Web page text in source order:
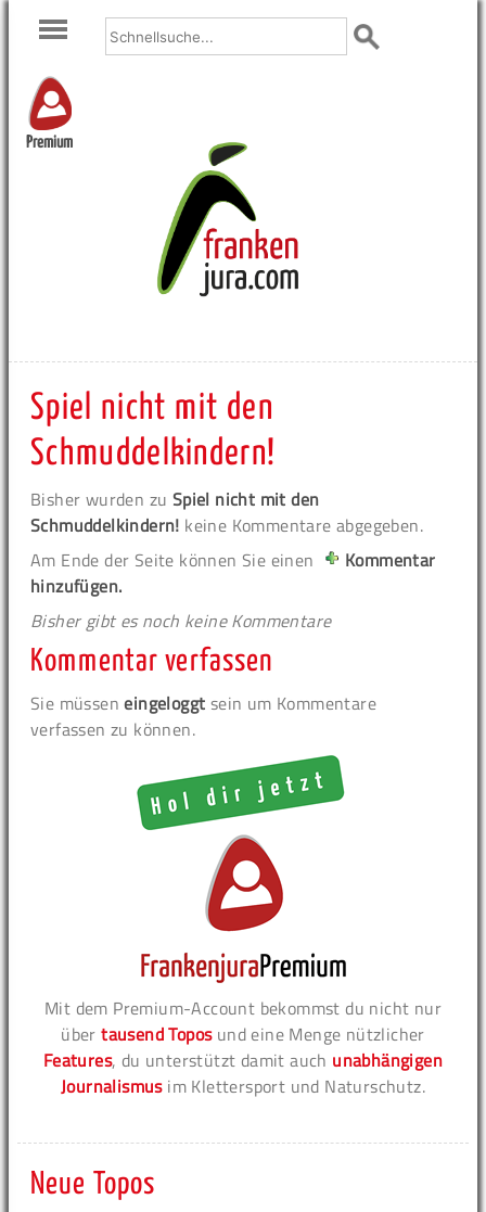
Premium
Spiel nicht mit den
Schmuddelkindern!
Bisher wurden zu Spiel nicht mit den
Schmuddelkindern! keine Kommentare abgegeben.
Am Ende der Seite können Sie einen
Kommentar
hinzufügen.
Bisher gibt es noch keine Kommentare
Kommentar verfassen
Sie müsseneingeloggt sein um Kommentare
verfassen zu können.
Mit dem Premium-Account bekommst du nicht nur
übertausend Toposund eine Menge nützlicher
Features, du unterstützt damit auch unabhängigen
Journalismusim Klettersport und Naturschutz.
Neue Topos